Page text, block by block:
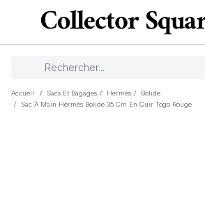
Accueil / Sacs Et Bagages / Hermès /
Bolide
/
Sac À Main Hermès Bolide 35 Cm En Cuir Togo Rouge